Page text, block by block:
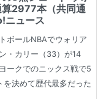
算2977本（共同通
ニュース
ボールNBAでウォリア
・カリー（33）が14
ークでのニックス戦で5
を決めて歴代最多だった